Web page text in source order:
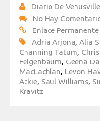
Diario De Venusville
No Hay
Enlace Permanente
Adria Arjona, Alia
Channing Tatum,
Feigenbaum, Geena
MacLachlan, Levon
Ackie, Saul Williams,
Kravitz